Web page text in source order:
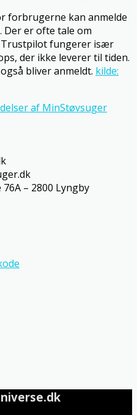
forbrugerne kan anmelde
Der er ofte tale om
Trustpilot fungerer især
der ikke leverer til tiden.
bliver anmeldt. kilde:
af MinStøvsuger
– 2800 Lyngby